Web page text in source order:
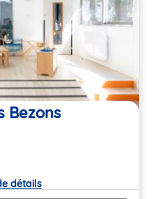
Bezons
détails